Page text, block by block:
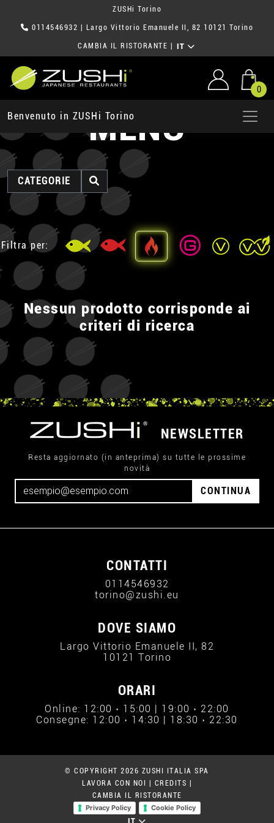
ZUSHi Torino
0114546932 | Largo Vittorio Emanuele II, 82 10121 Torino
CAMBIA IL RISTORANTE IT
0
Benvenuto in ZUSHi TorinoMENU
CATEGORIE
Filtra per:
Nessun prodotto corrisponde ai
criteri di ricerca
NEWSLETTER
Resta aggiornato (in anteprima) su tutte le prossime
novità
CONTINUA
CONTATTI
0114546932
torino@zushi.eu
DOVE SIAMO
Largo Vittorio Emanuele II, 82
10121 Torino
ORARI
Online: 12:00 › 15:00 | 19:00 › 22:00
Consegne: 12:00 › 14:30 | 18:30 › 22:30
© COPYRIGHT 2026 ZUSHI ITALIA SPA
LAVORA CON NOI
CREDITS
CAMBIA IL RISTORANTE
Privacy Policy
Cookie Policy